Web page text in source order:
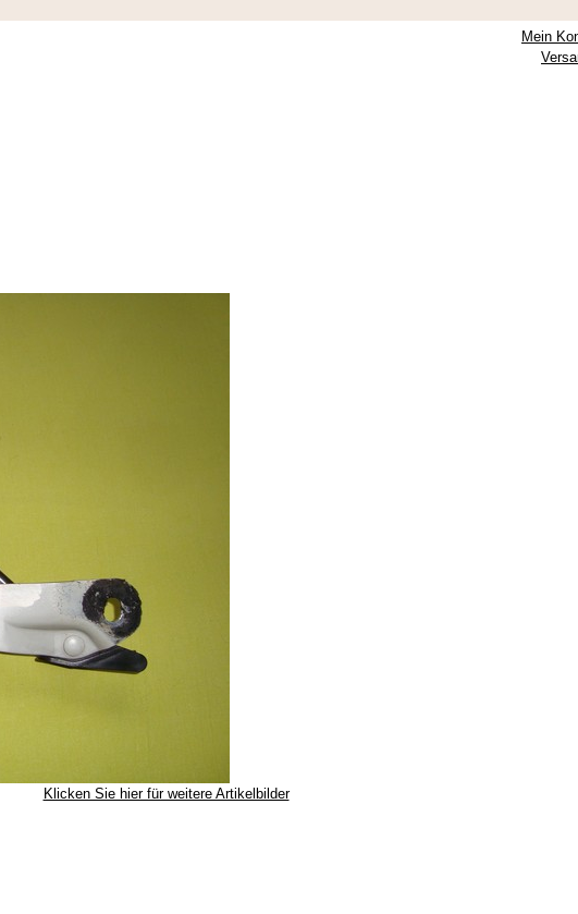
Mein
Klicken Sie hier für weitere Artikelbilder